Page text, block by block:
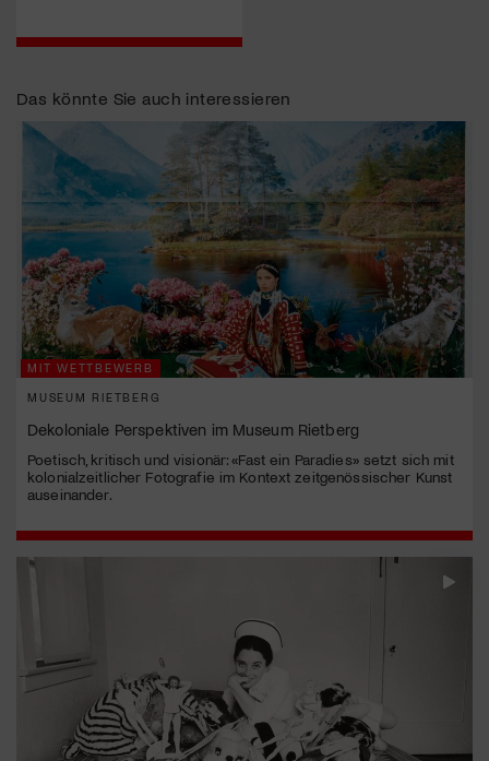
Das könnte Sie auch interessieren
MIT WETTBEWERB
MUSEUM RIETBERG
Dekoloniale Perspektiven im Museum Rietberg
Poetisch, kritisch und visionär: «Fast ein Paradies» setzt sich mit
kolonialzeitlicher Fotografie im Kontext zeitgenössischer Kunst
auseinander.